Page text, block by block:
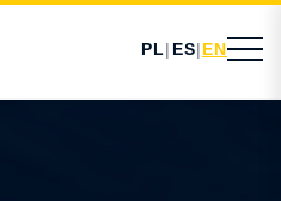
PL | ES| EN